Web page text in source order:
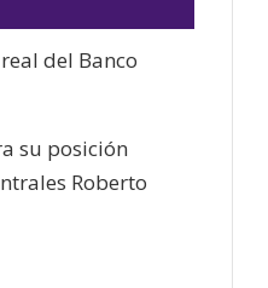
del Banco
su posición
Roberto